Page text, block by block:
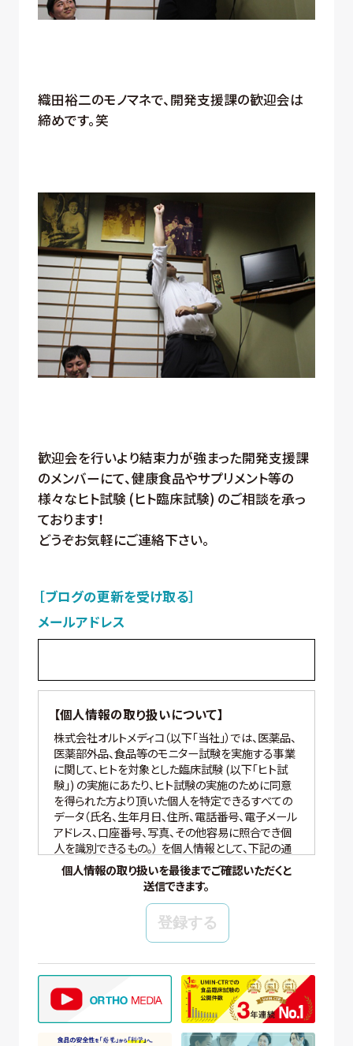
織田裕二のモノマネで、開発支援課の歓迎会は
締めです。笑
歓迎会を行いより結束力が強まった開発支援課
のメンバーにて、健康食品やサプリメント等の
様々なヒト試験 (ヒト臨床試験) のご相談を承っ
ております！
どうぞお気軽にご連絡下さい。
［ブログの更新を受け取る］
メールアドレス
【個人情報の取り扱いについて】
株式会社オルトメディコ（以下「当社」）では、医薬品、
医薬部外品、食品等のモニター試験を実施する事業
に関して、ヒトを対象とした臨床試験 (以下「ヒト試
験」) の実施にあたり、ヒト試験の実施のために同意
を得られた方より頂いた個人を特定できるすべての
データ（氏名、生年月日、住所、電話番号、電子メール
アドレス、口座番号、写真、その他容易に照合でき個
人を識別できるもの。） を個人情報として、下記の通
り適切に取り扱いいたします。
当社では、個人情報の保護管理者として個人情報保
護管理者を任命し、個人情報保護法、その他関連す
【個人情報の取得と利用目的】
当社は、以下の場合に個人情報を取得、および利用
いたします。
個人情報の取り扱いを最後までご確認いただくと
送信できます。